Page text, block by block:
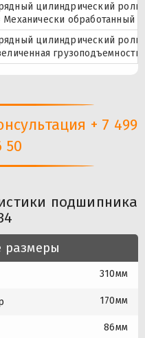
цилиндрический
Механически обработанный
цилиндрический
+ 7 499
50
подшипника
размеры
310мм
170мм
86мм